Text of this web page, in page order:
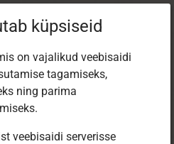
küpsiseid
on vajalikud veebisaidi
tagamiseks,
ning parima
veebisaidi serverisse